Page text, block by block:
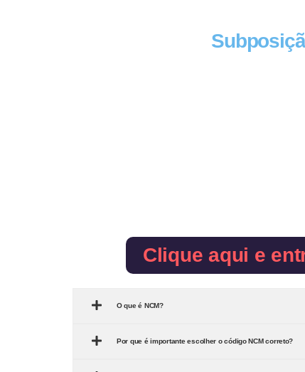
Clique aqui e
O que é NCM?
Por que é importante escolher o código NCM correto?